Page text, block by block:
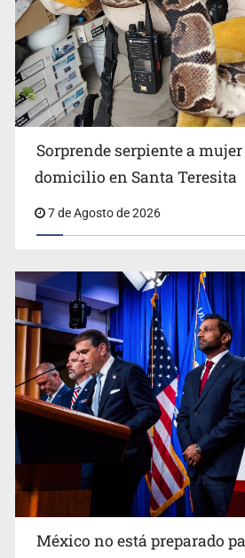
Detienen a tres miembros de red
tráfico de personas
Procesan a el “R1”, presunto líder
Michoacán
Sorprende serpiente a
domicilio en Santa Teresita
7 de Agosto de 2026
México no está preparado